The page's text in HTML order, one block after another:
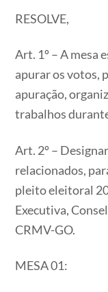
RESOLVE,
Art. 1º – A mesa
apurar os votos,
apuração,
trabalhos
Art. 2º –
relacionados,
pleito eleitoral
Executiva,
CRMV-GO.
MESA 01: